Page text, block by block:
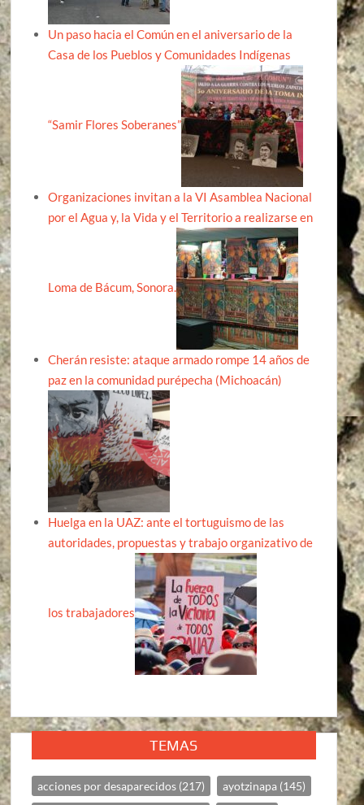
Un paso hacia el Común en el aniversario de la
Casa de los Pueblos y Comunidades Indígenas
“Samir Flores Soberanes”
Organizaciones invitan a la VI Asamblea Nacional
por el Agua y, la Vida y el Territorio a realizarse en
Loma de Bácum, Sonora.
Cherán resiste: ataque armado rompe 14 años de
paz en la comunidad purépecha (Michoacán)
Huelga en la UAZ: ante el tortuguismo de las
autoridades, propuestas y trabajo organizativo de
los trabajadores
TEMAS
acciones por desaparecidos (217) ayotzinapa (145)